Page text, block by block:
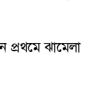
ঝামেলা